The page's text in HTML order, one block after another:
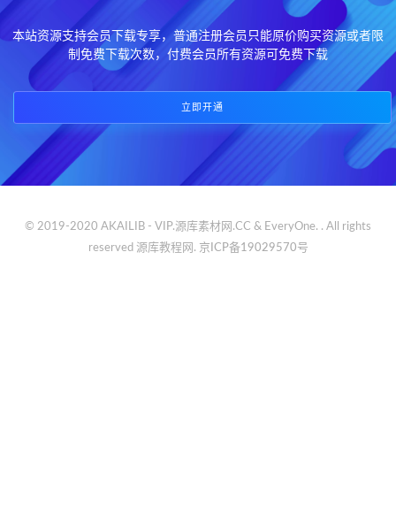
本站资源支持会员下载专享，普通注册会员只能原价购买资源或者限
制免费下载次数，付费会员所有资源可免费下载
立即开通
© 2019-2020 AKAILIB - VIP.源库素材网.CC & EveryOne. . All rights
reserved 源库教程网. 京ICP备19029570号